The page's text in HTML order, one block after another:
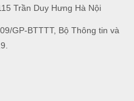
Trần Duy Hưng Hà Nội
GP-BTTTT, Bộ Thông tin và